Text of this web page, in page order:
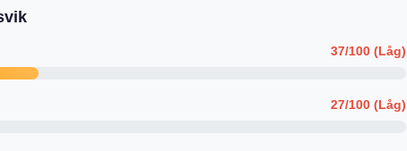
37/100 (Låg)
27/100 (Låg)